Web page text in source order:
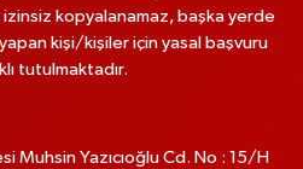
izinsiz kopyalanamaz, başka yerde
yapan kişi/kişiler için yasal başvuru
tutulmaktadır.
Muhsin Yazıcıoğlu Cd. No : 15/H